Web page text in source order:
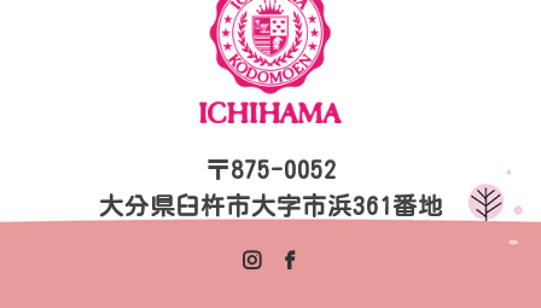
〒875-0052
大分県臼杵市大字市浜361番地